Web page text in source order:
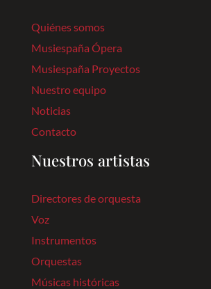
Quiénes somos
Musiespaña Ópera
Musiespaña Proyectos
Nuestro equipo
Noticias
Contacto
Nuestros artistas
Directores de orquesta
Voz
Instrumentos
Orquestas
Músicas históricas